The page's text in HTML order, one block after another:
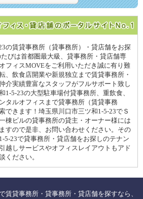
の賃貸事務所（貸事務所）・貸店舗をお探
びは首都圏最大級、貸事務所・貸店舗専
フィスMOVEをご利用いただき誠に有り難
、飲食店開業や新規独立まで賃貸事務所・
介実績豊富なスタッフがフルサポート致し
1-5-23の大型駐車場付貸事務所、重飲食、
タルオフィスまで貸事務所（賃貸事務
できます！埼玉県川口市三ツ和1-5-23でＳ
棟ビルの貸事務所の貸主・オーナー様には
すので是非、お問い合わせください。その
5-23で貸事務所・貸店舗をお探しのテナン
越しサービスやオフィスレイアウトもアド
ください。
賃貸事務所・貸事務所・貸店舗を探すなら、